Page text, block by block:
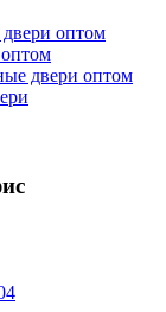
оптом
двери оптом